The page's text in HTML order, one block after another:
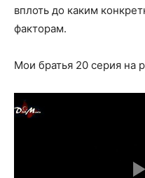
вплоть до каким
факторам.
Мои братья 20 серия на